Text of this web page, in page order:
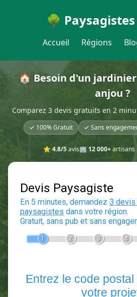
🌳
Accueil Régions
🏠 Besoin d'un
anjou ?
Comparez 3 devis gratuits en 2
✓ 100% Gratuit ✓ Sans
⭐ 4.8/5avis🏢 12 000+artisans
Devis
En 5 minutes, demandez
2 3